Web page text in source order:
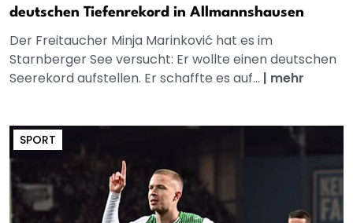
deutschen Tiefenrekord in Allmannshausen
Der Freitaucher Minja Marinković hat es im
Starnberger See versucht: Er wollte einen deutschen
Seerekord aufstellen. Er schaffte es auf... | mehr
SPORT